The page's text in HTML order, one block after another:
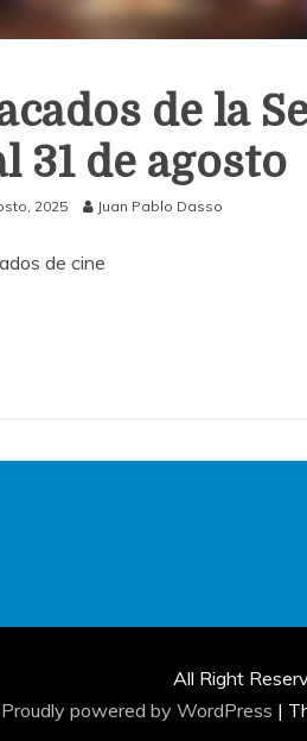
de la
31 de agosto
2025 Juan Pablo Dasso
de cine
All Right
Proudly powered by WordPress |